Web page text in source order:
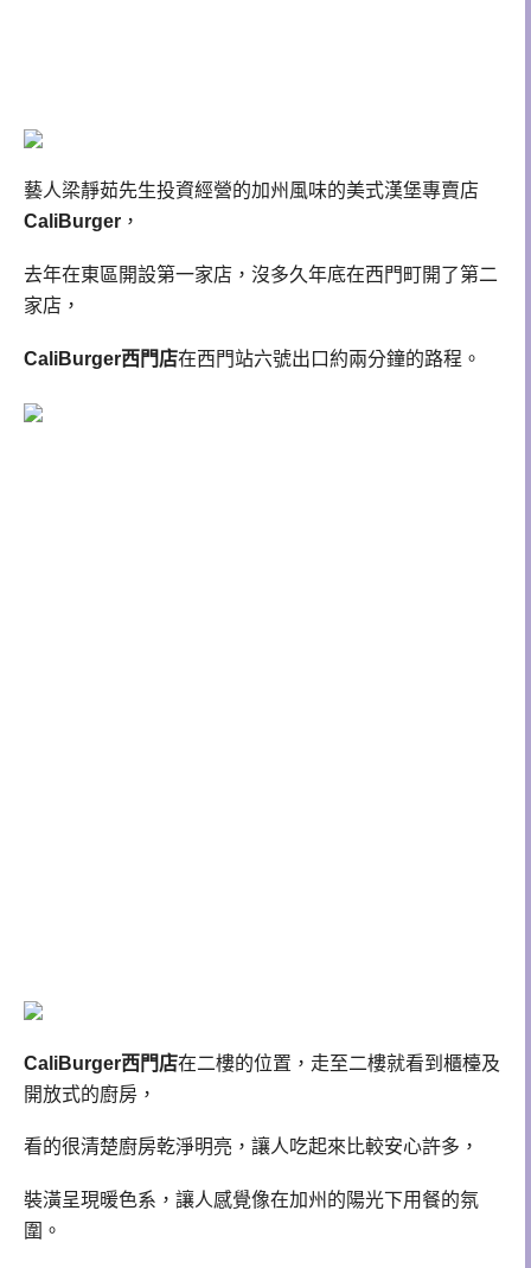
藝人梁靜茹先生投資經營的加州風味的美式漢堡專賣店
CaliBurger ，
去年在東區開設第一家店，沒多久年底在西門町開了第二
家店，
CaliBurger西門店在西門站六號出口約兩分鐘的路程。
CaliBurger西門店在二樓的位置，走至二樓就看到櫃檯及
開放式的廚房，
看的很清楚廚房乾淨明亮，讓人吃起來比較安心許多，
裝潢呈現暖色系，讓人感覺像在加州的陽光下用餐的氛
圍。